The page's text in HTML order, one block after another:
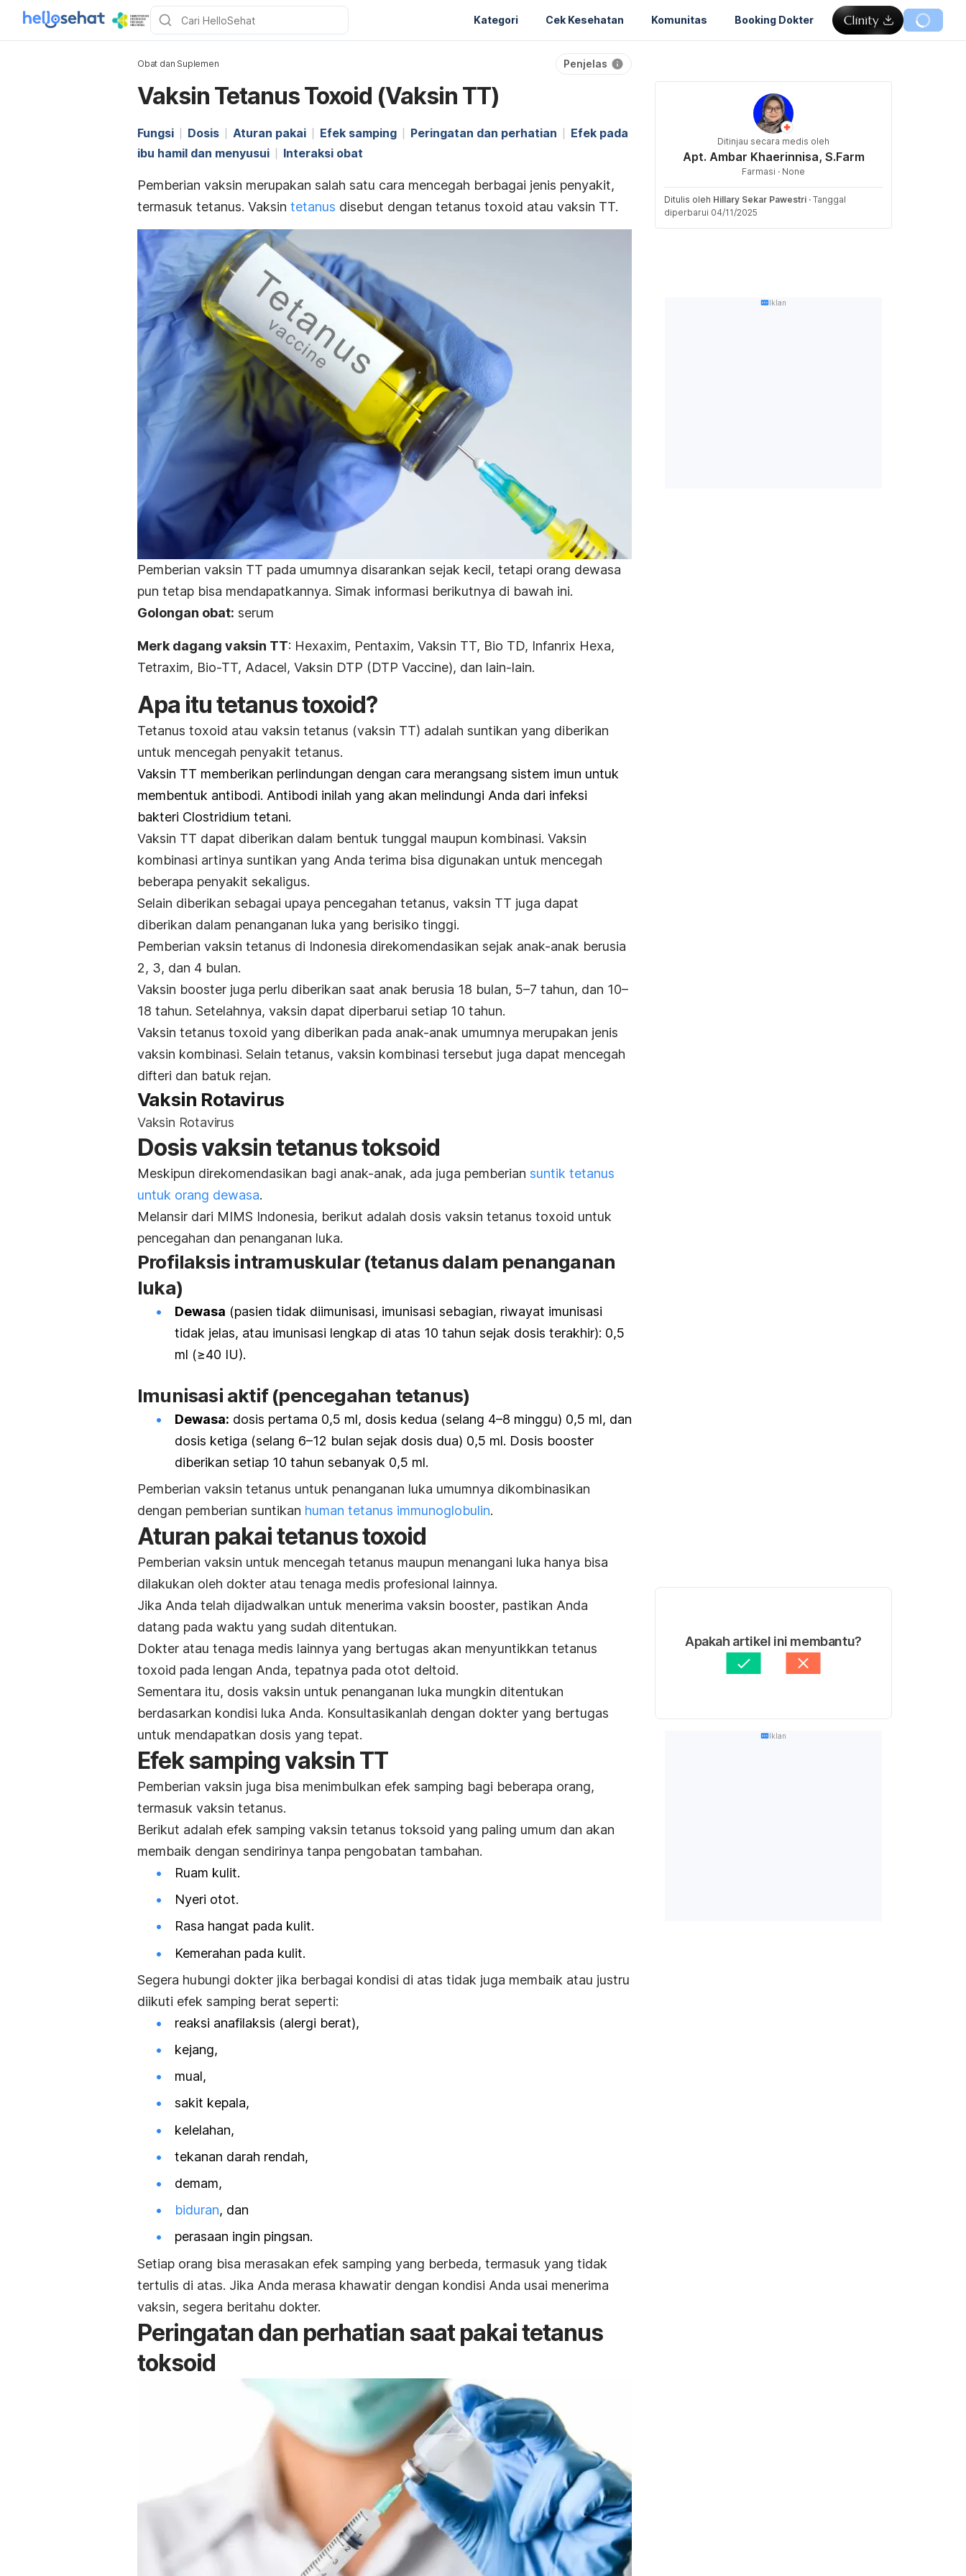
Kategori Cek Kesehatan Komunitas Booking Dokter
Obat dan Suplemen Penjelas
Vaksin Tetanus Toxoid (Vaksin TT)
Fungsi Dosis Aturan pakai Efek samping Peringatan dan perhatian
Efek pada
ibu hamil dan menyusui
Interaksi obat
Pemberian vaksin merupakan salah satu cara mencegah berbagai jenis penyakit,
termasuk tetanus. Vaksin tetanus disebut dengan tetanus toxoid atau vaksin TT.
Pemberian vaksin TT pada umumnya disarankan sejak kecil, tetapi orang dewasa
pun tetap bisa mendapatkannya. Simak informasi berikutnya di bawah ini.
Golongan obat: serum
Merk dagang vaksin TT: Hexaxim, Pentaxim, Vaksin TT, Bio TD, Infanrix Hexa,
Tetraxim, Bio-TT, Adacel, Vaksin DTP (DTP Vaccine), dan lain-lain.
Apa itutetanus toxoid?
Tetanus toxoid atau vaksin tetanus (vaksin TT) adalah suntikan yang diberikan
untuk mencegah penyakit tetanus.
Vaksin TT memberikan perlindungan dengan cara merangsang sistem imun untuk
membentuk antibodi. Antibodi inilah yang akan melindungi Anda dari infeksi
bakteri Clostridium tetani.
Vaksin TT dapat diberikan dalam bentuk tunggal maupun kombinasi. Vaksin
kombinasi artinya suntikan yang Anda terima bisa digunakan untuk mencegah
beberapa penyakit sekaligus.
Selain diberikan sebagai upaya pencegahan tetanus, vaksin TT juga dapat
diberikan dalam penanganan luka yang berisiko tinggi.
Pemberian vaksin tetanus di Indonesia direkomendasikan sejak anak-anak berusia
2, 3, dan 4 bulan.
Vaksin booster juga perlu diberikan saat anak berusia 18 bulan, 5–7 tahun, dan 10–
18 tahun. Setelahnya, vaksin dapat diperbarui setiap 10 tahun.
Vaksin tetanus toxoid yang diberikan pada anak-anak umumnya merupakan jenis
vaksin kombinasi. Selain tetanus, vaksin kombinasi tersebut juga dapat mencegah
difteri dan batuk rejan.
Vaksin Rotavirus
Vaksin Rotavirus
Dosis vaksin tetanus toksoid
Meskipun direkomendasikan bagi anak-anak, ada juga pemberian suntik tetanus
untuk orang dewasa.
Melansir dari MIMS Indonesia, berikut adalah dosis vaksin tetanus toxoid untuk
pencegahan dan penanganan luka.
Profilaksis intramuskular (tetanus dalam penanganan
luka)
Dewasa (pasien tidak diimunisasi, imunisasi sebagian, riwayat imunisasi
tidak jelas, atau imunisasi lengkap di atas 10 tahun sejak dosis terakhir): 0,5
ml (≥40 IU).
Imunisasi aktif (pencegahan tetanus)
Dewasa: dosis pertama 0,5 ml, dosis kedua (selang 4–8 minggu) 0,5 ml, dan
dosis ketiga (selang 6–12 bulan sejak dosis dua) 0,5 ml. Dosis booster
diberikan setiap 10 tahun sebanyak 0,5 ml.
Pemberian vaksin tetanus untuk penanganan luka umumnya dikombinasikan
dengan pemberian suntikan human tetanus immunoglobulin.
Aturan pakai tetanustoxoid
Pemberian vaksin untuk mencegah tetanus maupun menangani luka hanya bisa
dilakukan oleh dokter atau tenaga medis profesional lainnya.
Jika Anda telah dijadwalkan untuk menerima vaksin booster, pastikan Anda
datang pada waktu yang sudah ditentukan.
Dokter atau tenaga medis lainnya yang bertugas akan menyuntikkan tetanus
toxoid pada lengan Anda, tepatnya pada otot deltoid.
Sementara itu, dosis vaksin untuk penanganan luka mungkin ditentukan
berdasarkan kondisi luka Anda. Konsultasikanlah dengan dokter yang bertugas
untuk mendapatkan dosis yang tepat.
Efek samping vaksin TT
Pemberian vaksin juga bisa menimbulkan efek samping bagi beberapa orang,
termasuk vaksin tetanus.
Berikut adalah efek samping vaksin tetanus toksoid yang paling umum dan akan
membaik dengan sendirinya tanpa pengobatan tambahan.
Ruam kulit.
Nyeri otot.
Rasa hangat pada kulit.
Kemerahan pada kulit.
Segera hubungi dokter jika berbagai kondisi di atas tidak juga membaik atau justru
diikuti efek samping berat seperti:
reaksi anafilaksis (alergi berat),
kejang,
mual,
sakit kepala,
kelelahan,
tekanan darah rendah,
demam,
biduran, dan
perasaan ingin pingsan.
Setiap orang bisa merasakan efek samping yang berbeda, termasuk yang tidak
tertulis di atas. Jika Anda merasa khawatir dengan kondisi Anda usai menerima
vaksin, segera beritahu dokter.
Peringatan dan perhatian saat pakai tetanus
toksoid
Ditinjau secara medis oleh
Apt. Ambar Khaerinnisa, S.Farm
Farmasi · None
Ditulis oleh Hillary Sekar Pawestri · Tanggal
diperbarui 04/11/2025
Iklan
Apakah artikel ini membantu?
Iklan